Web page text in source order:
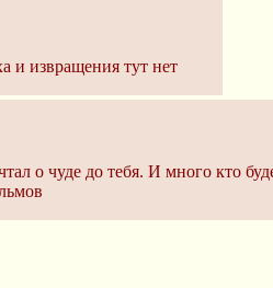
и извращения тут нет
о чуде до тебя. И много кто